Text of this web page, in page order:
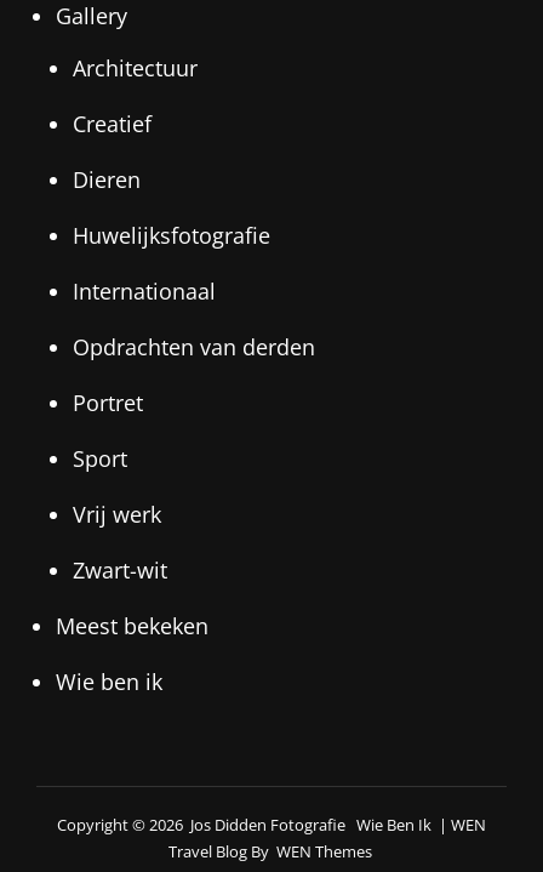
Gallery
Architectuur
Creatief
Dieren
Huwelijksfotografie
Internationaal
Opdrachten van derden
Portret
Sport
Vrij werk
Zwart-wit
Meest bekeken
Wie ben ik
Copyright © 2026 Jos Didden Fotografie Wie Ben Ik | WEN
Travel Blog By WEN Themes